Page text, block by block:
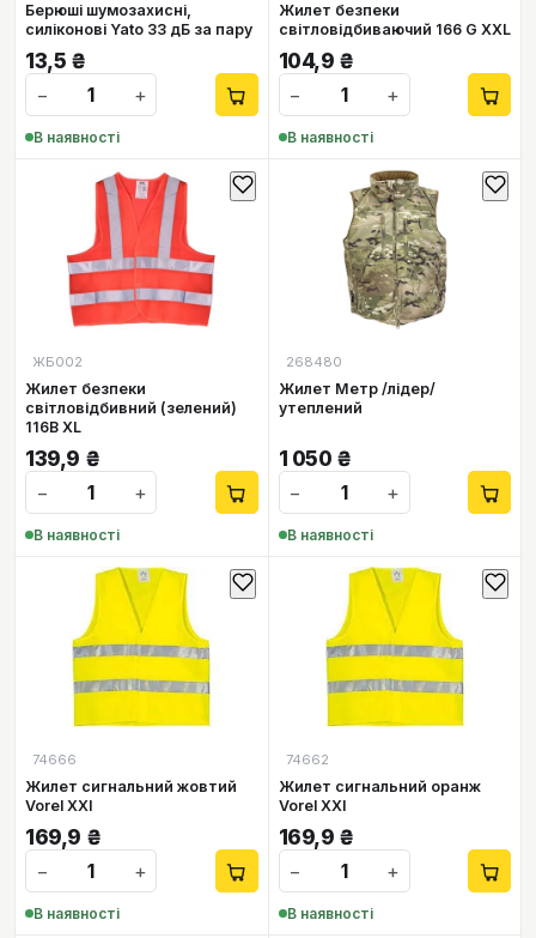
Берюші шумозахисні,
силіконові Yato 33 дБ за пару
13,5 ₴
−
+
В наявності
Жилет безпеки
світловідбиваючий 166 G XXL
104,9 ₴
−
+
В наявності
ЖБ002
Жилет безпеки
світловідбивний (зелений)
116B XL
139,9 ₴
−
+
В наявності
268480
Жилет Метр /лідер/
утеплений
1 050 ₴
−
+
В наявності
74666
Жилет сигнальний жовтий
Vorel XXl
169,9 ₴
−
+
В наявності
74662
Жилет сигнальний оранж
Vorel XXl
169,9 ₴
−
+
В наявності